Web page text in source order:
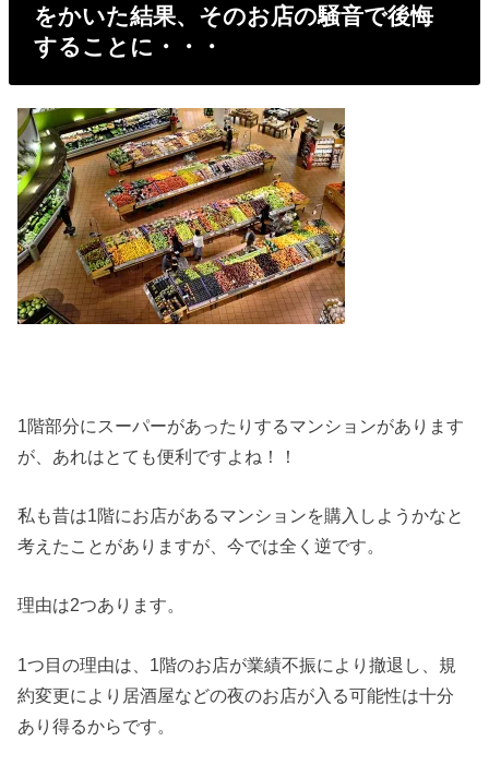
をかいた結果、そのお店の騒音で後悔
することに・・・
1階部分にスーパーがあったりするマンションがあります
が、あれはとても便利ですよね！！
私も昔は1階にお店があるマンションを購入しようかなと
考えたことがありますが、今では全く逆です。
理由は2つあります。
1つ目の理由は、1階のお店が業績不振により撤退し、規
約変更により居酒屋などの夜のお店が入る可能性は十分
あり得るからです。